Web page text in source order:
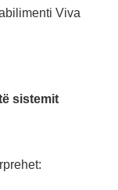
Viva
sistemit